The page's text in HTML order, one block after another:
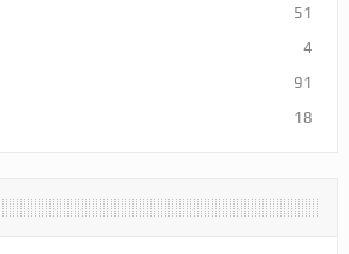
51
4
91
18